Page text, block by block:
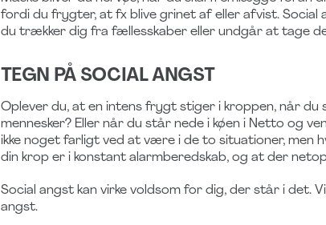
fordi du frygter, at fx blive grinet af eller afvist. Social
du trækker dig fra fællesskaber eller undgår at tage
TEGN PÅ SOCIAL ANGST
Oplever du, at en intens frygt stiger i kroppen, når du
mennesker? Eller når du står nede i køen i Netto og
ikke noget farligt ved at være i de to situationer, men
din krop er i konstant alarmberedskab, og at der
Social angst kan virke voldsom for dig, der står i det.
angst.